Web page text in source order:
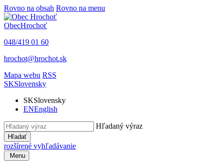
Rovno na obsah Rovno na menu
ObecHrochoť
048/419 01 60
hrochot@hrochot.sk
Mapa webu RSS
SKSlovensky
SKSlovensky
ENEnglish
Hľadaný výraz
Hľadať
rozšírené vyhľadávanie
Menu